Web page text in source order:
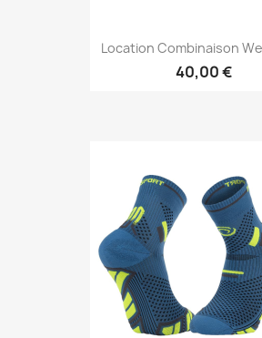
Location Combinaison
40,00 €